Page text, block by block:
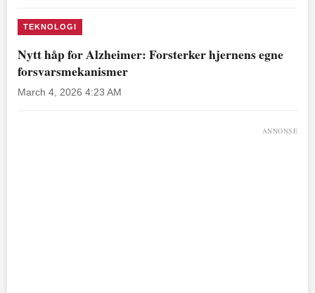
TEKNOLOGI
Nytt håp for Alzheimer: Forsterker hjernens egne
forsvarsmekanismer
March 4, 2026 4:23 AM
ANNONSE